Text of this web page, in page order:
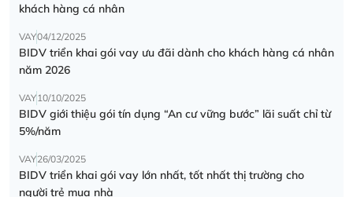
khách hàng cá nhân
VAY04/12/2025
BIDV triển khai gói vay ưu đãi dành cho khách hàng cá nhân
năm 2026
VAY10/10/2025
BIDV giới thiệu gói tín dụng “An cư vững bước” lãi suất chỉ từ
5%/năm
VAY26/03/2025
BIDV triển khai gói vay lớn nhất, tốt nhất thị trường cho
người trẻ mua nhà